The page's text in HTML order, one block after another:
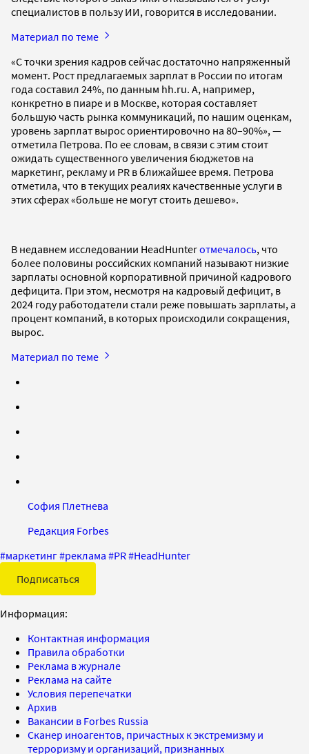
специалистов в пользу ИИ, говорится в исследовании.
Материал по теме
«С точки зрения кадров сейчас достаточно напряженный
момент. Рост предлагаемых зарплат в России по итогам
года составил 24%, по данным hh.ru. А, например,
конкретно в пиаре и в Москве, которая составляет
большую часть рынка коммуникаций, по нашим оценкам,
уровень зарплат вырос ориентировочно на 80–90%», —
отметила Петрова. По ее словам, в связи с этим стоит
ожидать существенного увеличения бюджетов на
маркетинг, рекламу и PR в ближайшее время. Петрова
отметила, что в текущих реалиях качественные услуги в
этих сферах «больше не могут стоить дешево».
В недавнем исследовании HeadHunterотмечалось, что
более половины российских компаний называют низкие
зарплаты основной корпоративной причиной кадрового
дефицита. При этом, несмотря на кадровый дефицит, в
2024 году работодатели стали реже повышать зарплаты, а
процент компаний, в которых происходили сокращения,
вырос.
Материал по теме
София Плетнева
Редакция Forbes
#маркетинг#реклама #PR#HeadHunter
Подписаться
Информация:
Контактная информация
Правила обработки
Реклама в журнале
Реклама на сайте
Условия перепечатки
Архив
Вакансии в Forbes Russia
Сканер иноагентов, причастных к экстремизму и
терроризму и организаций, признанных